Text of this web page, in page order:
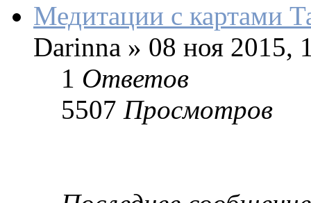
Медитации с картами
Darinna » 08 ноя 2015,
1 Ответов
5507 Просмотров